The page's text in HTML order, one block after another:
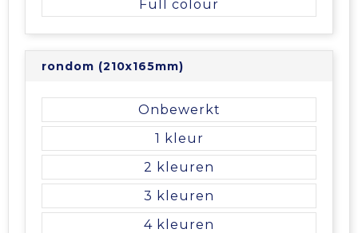
Full colour
rondom (210x165mm)
Onbewerkt
1
2
3
4